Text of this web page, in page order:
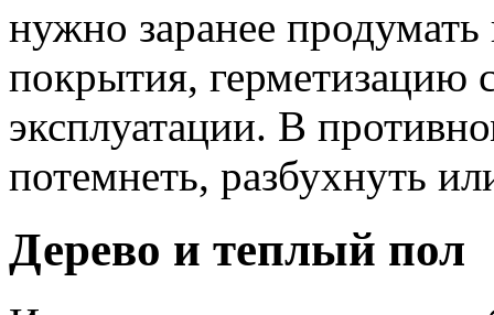
нужно заранее
покрытия, герметизацию
эксплуатации. В
потемнеть, разбухнуть
Дерево и теплый пол